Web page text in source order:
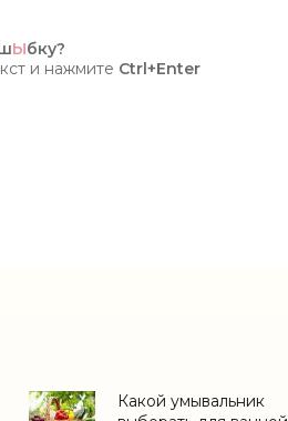
Ыбку?
и нажмите Ctrl+Enter
Какой умывальник